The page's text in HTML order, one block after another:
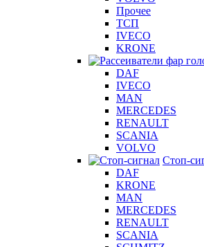
Прочее
ТСП
IVECO
KRONE
DAF
IVECO
MAN
MERCEDES
RENAULT
SCANIA
VOLVO
Стоп-
DAF
KRONE
MAN
MERCEDES
RENAULT
SCANIA